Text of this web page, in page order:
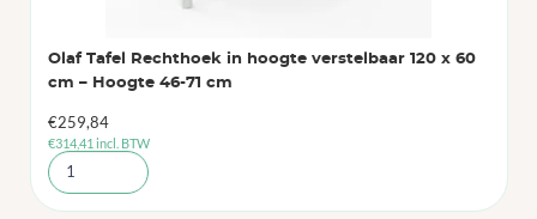
Olaf Tafel Rechthoek in hoogte verstelbaar 120 x 60
cm – Hoogte 46-71 cm
€259,84
€314,41 incl. BTW